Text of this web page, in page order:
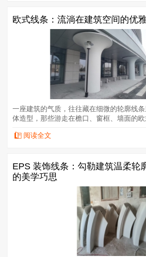
欧式线条：流淌在建筑空间的优
一座建筑的气质，往往藏在细微的轮廓线
体造型，那些游走在檐口、窗框、墙面的欧
阅读全文
EPS 装饰线条：勾勒建筑温柔轮
的美学巧思